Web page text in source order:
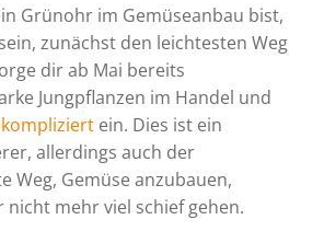
Grünohr im Gemüseanbau bist,
zunächst den leichtesten Weg
dir ab Mai bereits
Jungpflanzen im Handel und
ein. Dies ist ein
allerdings auch der
Weg, Gemüse anzubauen,
nicht mehr viel schief gehen.